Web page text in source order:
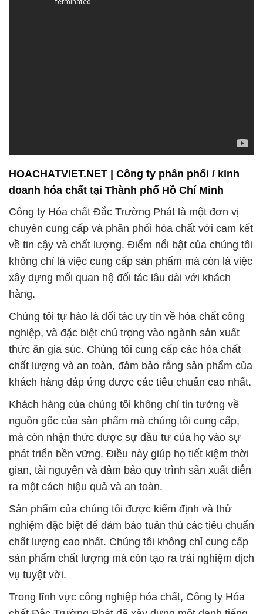
Chúng tôi tự hào là đối tác uy tín về hóa chất công
nghiệp, và đặc biệt chú trọng vào ngành sản xuất
thức ăn gia súc. Chúng tôi cung cấp các hóa chất
chất lượng và an toàn, đảm bảo rằng sản phẩm của
khách hàng đáp ứng được các tiêu chuẩn cao nhất.
Khách hàng của chúng tôi không chỉ tin tưởng về
nguồn gốc của sản phẩm mà chúng tôi cung cấp,
mà còn nhận thức được sự đầu tư của họ vào sự
phát triển bền vững. Điều này giúp họ tiết kiệm thời
gian, tài nguyên và đảm bảo quy trình sản xuất diễn
ra một cách hiệu quả và an toàn.
Sản phẩm của chúng tôi được kiểm định và thử
nghiệm đặc biệt để đảm bảo tuân thủ các tiêu chuẩn
chất lượng cao nhất. Chúng tôi không chỉ cung cấp
sản phẩm chất lượng mà còn tạo ra trải nghiệm dịch
vụ tuyệt vời.
Trong lĩnh vực công nghiệp hóa chất, Công ty Hóa
chất Đắc Trường Phát đã xây dựng một danh tiếng
vững chắc. Cam kết không ngừng nỗ lực và phát
triển, chúng tôi luôn sẵn sàng tư vấn và hỗ trợ
khách hàng trong việc chọn lựa sản phẩm phù hợp
nhất để đáp ứng nhu cầu cụ thể của họ.
Với đội ngũ nhân viên giàu kinh nghiệm và kiến
thức sâu rộng về hóa chất, chúng tôi tin tưởng rằng
sự chuyên nghiệp và tận tâm của chúng tôi sẽ làm
hài lòng quý khách hàng và đối tác.